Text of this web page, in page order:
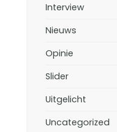
Interview
Nieuws
Opinie
Slider
Uitgelicht
Uncategorized